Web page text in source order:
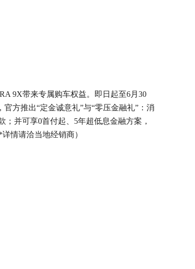
9X带来专属购车权益。即日起至6月30
方推出“定金诚意礼”与“零压金融礼”：消
；并可享0首付起、5年超低息金融方案，
情请洽当地经销商）